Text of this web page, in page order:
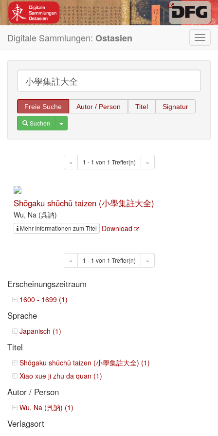
Digitale Sammlungen: Ostasien
Freie Suche Autor / Person Titel Signatur
Suchen Toggle Dropdown
« 1 - 1 von 1 Treffer(n) »
Shōgaku shūchū taizen (小學集註大全)
Wu, Na (呉訥)
Mehr Informationen zum Titel Download
« 1 - 1 von 1 Treffer(n) »
Erscheinungszeitraum
1600 - 1699 (1)
Sprache
Japanisch (1)
Titel
Shōgaku shūchū taizen (小學集註大全) (1)
Xiao xue ji zhu da quan (1)
Autor / Person
Wu, Na (呉訥) (1)
Verlagsort